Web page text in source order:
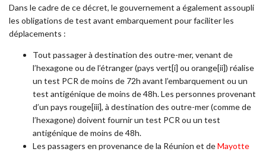
Dans le cadre de ce décret, le gouvernement a également assoupli
les obligations de test avant embarquement pour faciliter les
déplacements :
Tout passager à destination des outre-mer, venant de
l’hexagone ou de l’étranger (pays vert[i] ou orange[ii]) réalise
un test PCR de moins de 72h avant l’embarquement ou un
test antigénique de moins de 48h. Les personnes provenant
d’un pays rouge[iii], à destination des outre-mer (comme de
l’hexagone) doivent fournir un test PCR ou un test
antigénique de moins de 48h.
Les passagers en provenance de la Réunion et deMayotte